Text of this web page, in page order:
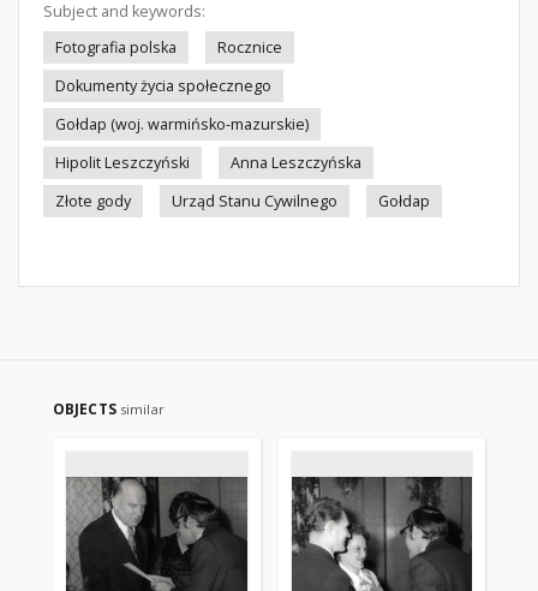
Subject and keywords:
Fotografia polska
Rocznice
Dokumenty życia społecznego
Gołdap (woj. warmińsko-mazurskie)
Hipolit Leszczyński
Anna Leszczyńska
Złote gody
Urząd Stanu Cywilnego Gołdap
OBJECTS similar